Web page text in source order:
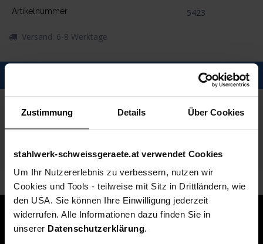
Zustimmung Details Über Cookies
stahlwerk-schweissgeraete.at verwendet Cookies
Um Ihr Nutzererlebnis zu verbessern, nutzen wir
Cookies und Tools - teilweise mit Sitz in Drittländern, wie
den USA. Sie können Ihre Einwilligung jederzeit
widerrufen. Alle Informationen dazu finden Sie in
unserer Datenschutzerklärung.
Artikelnummer
5423
Versand: 6-8 Werktage
Technische Daten
Lieferumfang